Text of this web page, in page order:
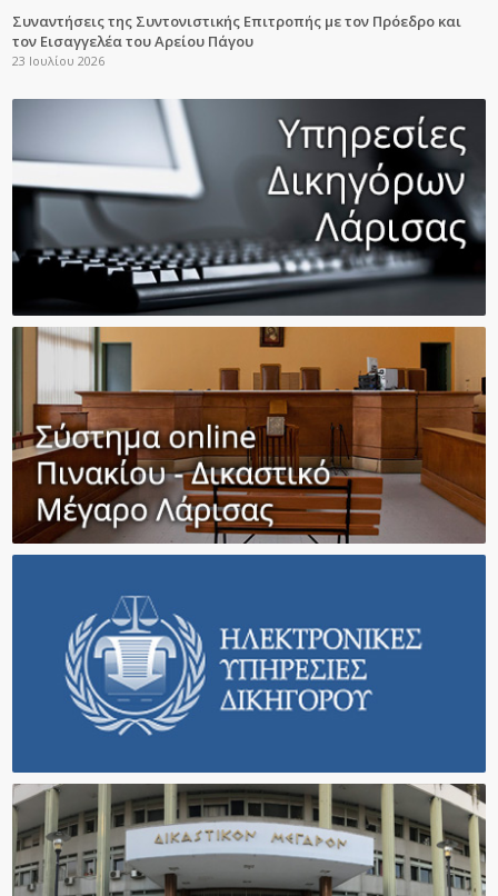
Συναντήσεις της Συντονιστικής Επιτροπής με τον Πρόεδρο και
τον Εισαγγελέα του Αρείου Πάγου
23 Ιουλίου 2026